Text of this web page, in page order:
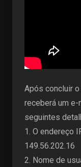
Após concluir
receberá um
seguintes
1. O endereço
149.56.202.16
2. Nome de